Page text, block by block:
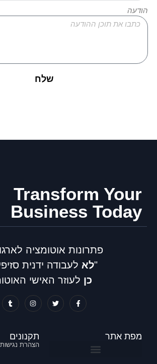
הודעה
שלח
Transform Your
Business Today
פתרונות אוטומציה
"לא לעבודה ידנית
כן לעוזר האישי
מפת אתר תקנונים
הצהרת נגישות